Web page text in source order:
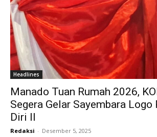
Headlines
Manado Tuan Rumah 2026,
Segera Gelar Sayembara Logo
Diri II
Redaksi - Desember 5, 2025